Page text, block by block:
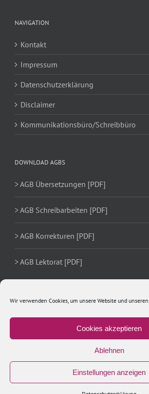
Wir verwenden Cookies, um unsere Website und
Cookies akzeptieren
Ablehnen
Einstellungen anzeigen
NAVIGATION
Kontakt
Impressum
Datenschutzerklärung
Disclaimer
Kommunikationsbüro/Schreibbüro
DOWNLOAD AGBS
> AGB Übersetzungen [PDF]
> AGB Schreibarbeiten [PDF]
> AGB Korrekturen [PDF]
> AGB Lektorat [PDF]
Copyright 2020 Ulrike Schächer | All Rights